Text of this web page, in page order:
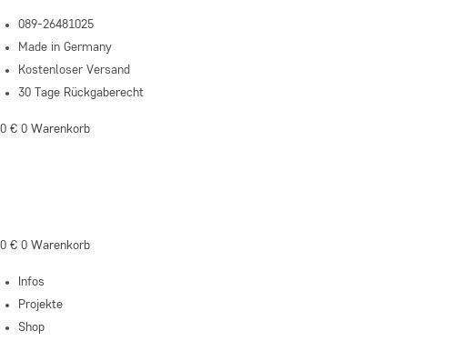
Zum
Inhalt
springen
089-26481025
Made in Germany
Kostenloser Versand
30 Tage Rückgaberecht
0 € 0 Warenkorb
0 € 0 Warenkorb
Infos
Projekte
Shop